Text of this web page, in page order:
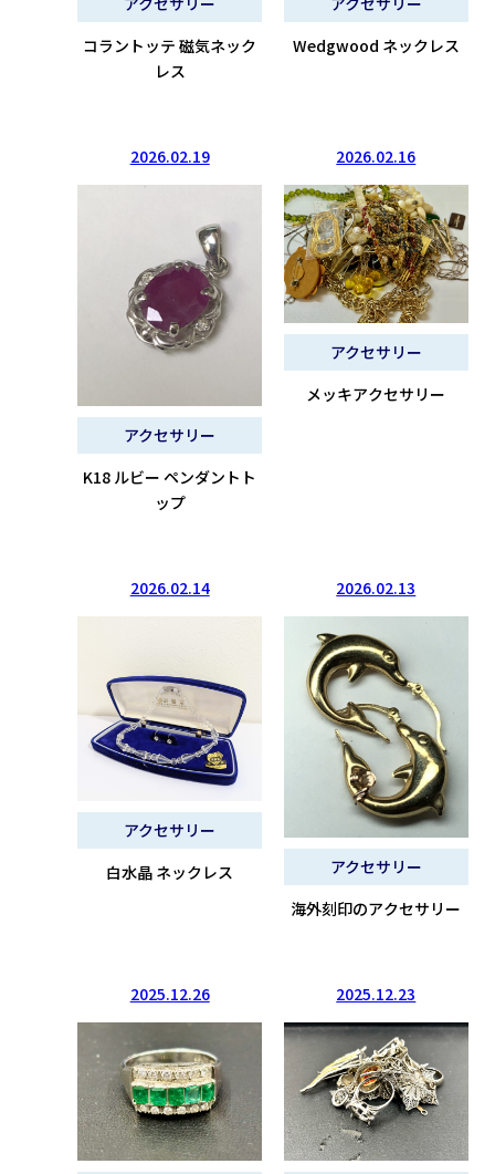
コラントッテ 磁気ネック
レス
Wedgwood ネックレス
2026.02.19
アクセサリー
K18 ルビー ペンダントト
ップ
2026.02.16
アクセサリー
メッキアクセサリー
2026.02.14
アクセサリー
白水晶 ネックレス
2026.02.13
アクセサリー
海外刻印のアクセサリー
2025.12.26 2025.12.23